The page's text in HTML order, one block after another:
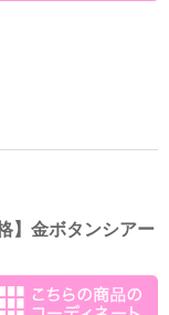
】金ボタンシアー